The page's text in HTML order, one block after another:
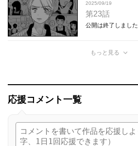
2025/09/19
第23話
公開は終了しました
もっと見る
応援コメント一覧